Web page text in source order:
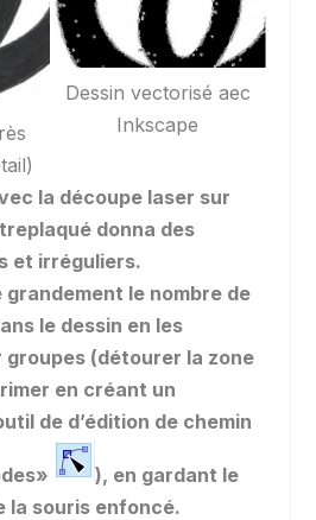
Dessin vectorisé aec
Inkscape
la découpe laser sur
donna des
et irréguliers.
grandement le nombre de
le dessin en les
(détourer la zone
en créant un
de d’édition de chemin
), en gardant le
la souris enfoncé.